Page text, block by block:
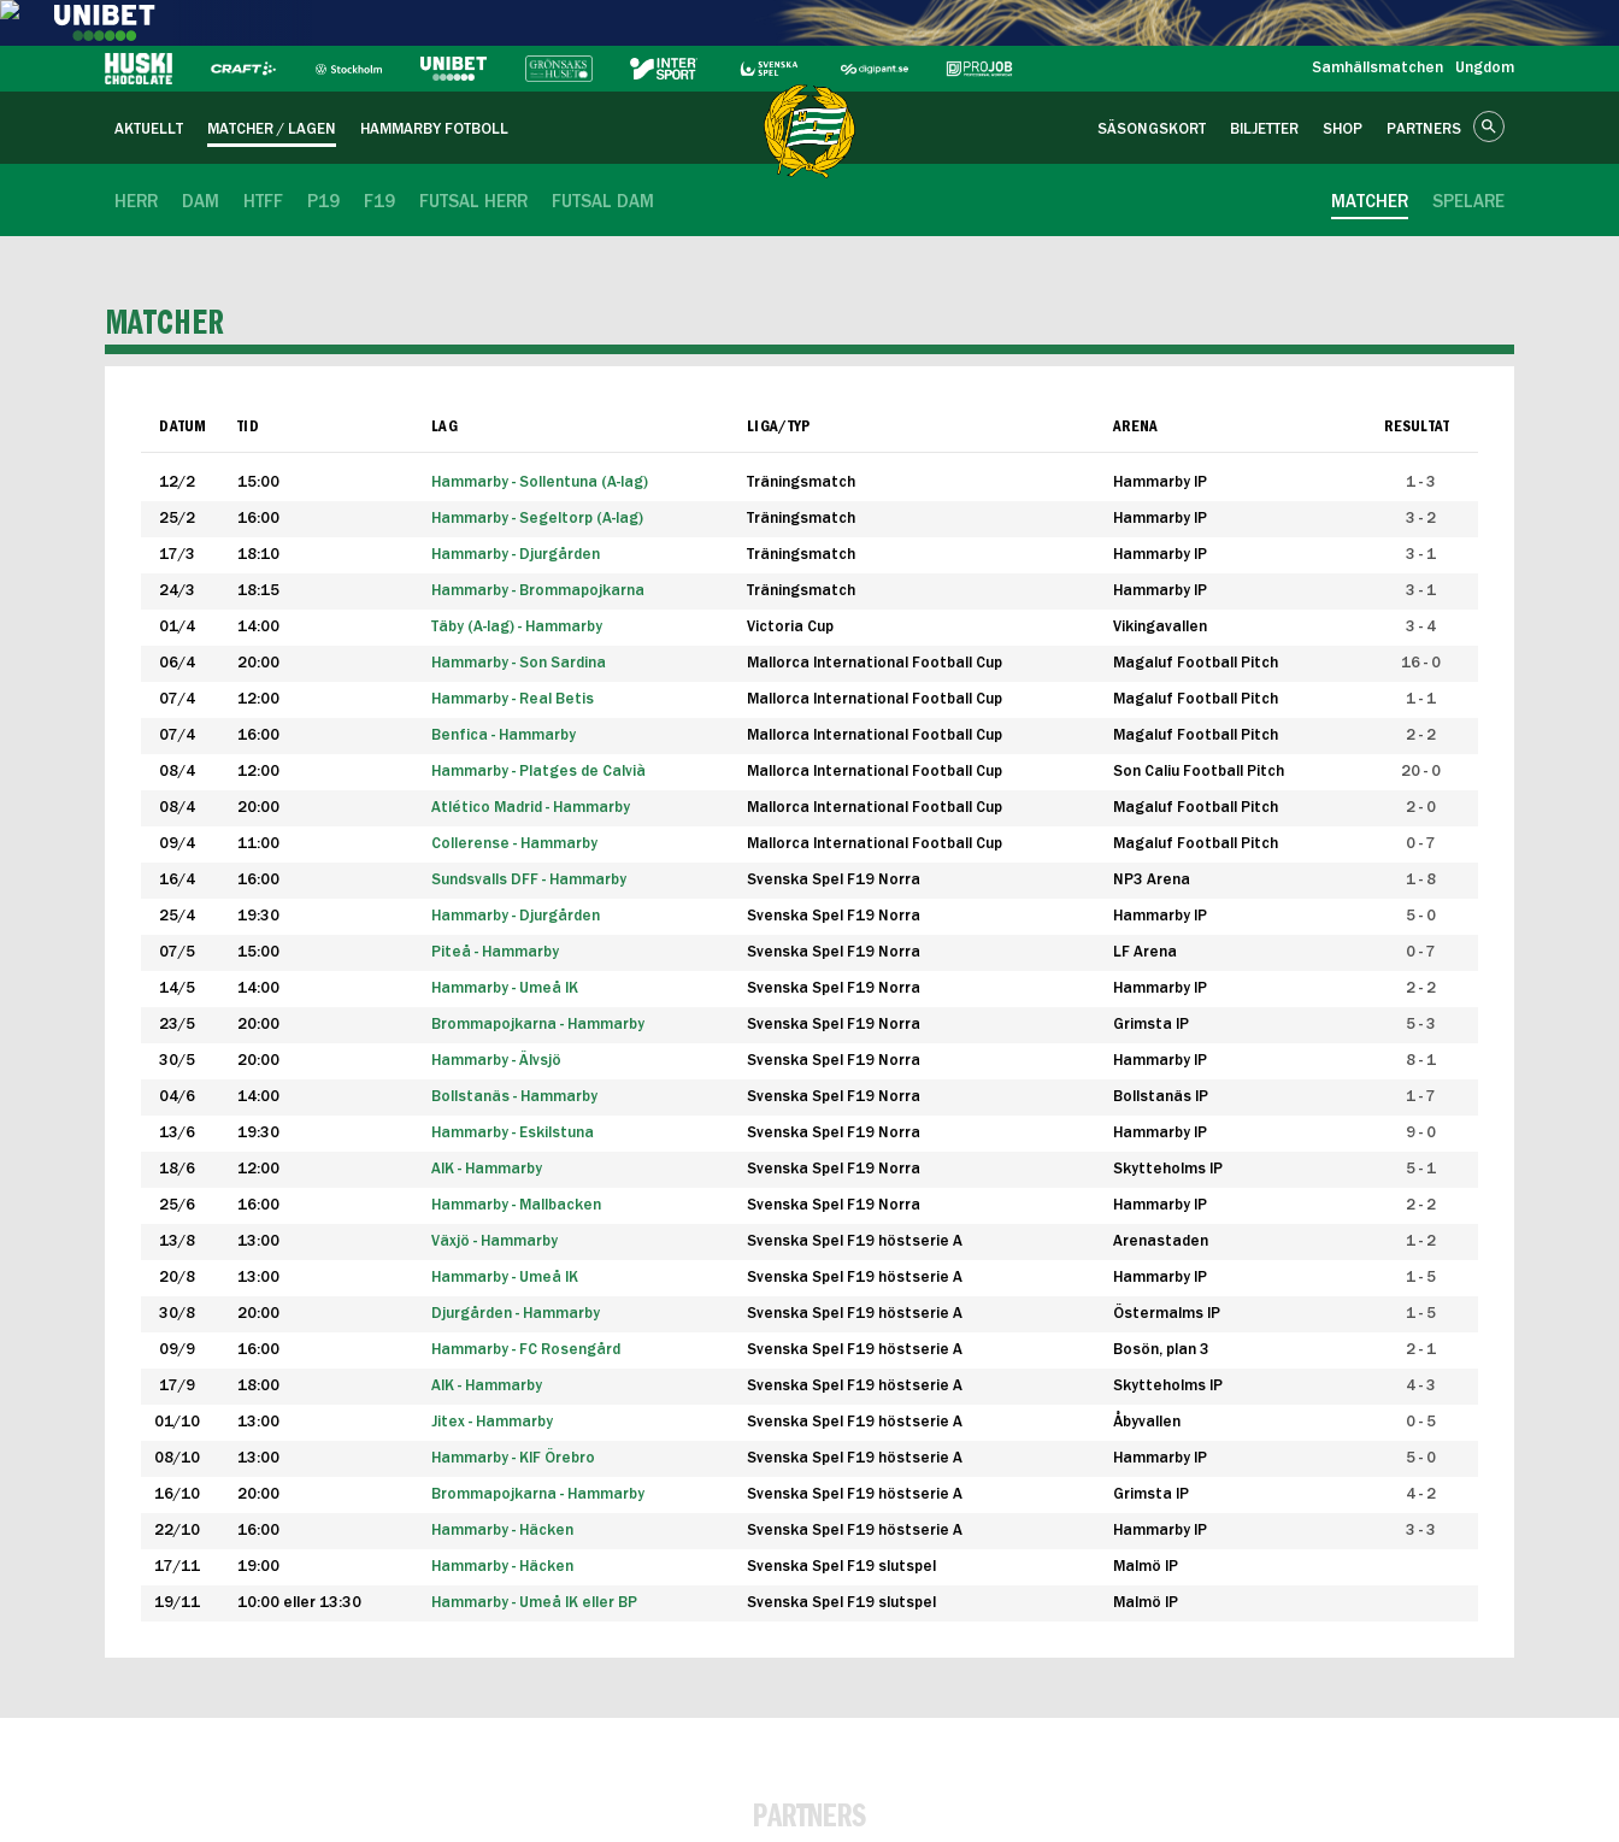
Samhällsmatchen Ungdom
AKTUELLT MATCHER / LAGEN HAMMARBY FOTBOLL SÄSONGSKORT BILJETTER SHOP PARTNERS
HERR DAM HTFF P19 F19 FUTSAL HERR FUTSAL DAM SPELARE
MATCHER
MATCHER
DATUM TID LAG LIGA/TYP ARENA RESULTAT
12/2 15:00 Hammarby - Sollentuna (A-lag) Träningsmatch Hammarby IP 1 - 3
25/2 16:00 Hammarby - Segeltorp (A-lag) Träningsmatch Hammarby IP 3 - 2
17/3 18:10 Hammarby - Djurgården Träningsmatch Hammarby IP 3 - 1
24/3 18:15 Hammarby - Brommapojkarna Träningsmatch Hammarby IP 3 - 1
01/4 14:00 Täby (A-lag) - Hammarby Victoria Cup Vikingavallen 3 - 4
06/4 20:00 Hammarby - Son Sardina Mallorca International Football Cup Magaluf Football Pitch 16 - 0
07/4 12:00 Hammarby - Real Betis Mallorca International Football Cup Magaluf Football Pitch 1 - 1
07/4 16:00 Benfica - Hammarby Mallorca International Football Cup Magaluf Football Pitch 2 - 2
08/4 12:00 Hammarby - Platges de Calvià Mallorca International Football Cup Son Caliu Football Pitch 20 - 0
08/4 20:00 Atlético Madrid - Hammarby Mallorca International Football Cup Magaluf Football Pitch 2 - 0
09/4 11:00 Collerense - Hammarby Mallorca International Football Cup Magaluf Football Pitch 0 - 7
16/4 16:00 Sundsvalls DFF - Hammarby Svenska Spel F19 Norra NP3 Arena 1 - 8
25/4 19:30 Hammarby - Djurgården Svenska Spel F19 Norra Hammarby IP 5 - 0
07/5 15:00 Piteå - Hammarby Svenska Spel F19 Norra LF Arena 0 - 7
14/5 14:00 Hammarby - Umeå IK Svenska Spel F19 Norra Hammarby IP 2 - 2
23/5 20:00 Brommapojkarna - Hammarby Svenska Spel F19 Norra Grimsta IP 5 - 3
30/5 20:00 Hammarby - Älvsjö Svenska Spel F19 Norra Hammarby IP 8 - 1
04/6 14:00 Bollstanäs - Hammarby Svenska Spel F19 Norra Bollstanäs IP 1 - 7
13/6 19:30 Hammarby - Eskilstuna Svenska Spel F19 Norra Hammarby IP 9 - 0
18/6 12:00 AIK - Hammarby Svenska Spel F19 Norra Skytteholms IP 5 - 1
25/6 16:00 Hammarby - Mallbacken Svenska Spel F19 Norra Hammarby IP 2 - 2
13/8 13:00 Växjö - Hammarby Svenska Spel F19 höstserie A Arenastaden 1 - 2
20/8 13:00 Hammarby - Umeå IK Svenska Spel F19 höstserie A Hammarby IP 1 - 5
30/8 20:00 Djurgården - Hammarby Svenska Spel F19 höstserie A Östermalms IP 1 - 5
09/9 16:00 Hammarby - FC Rosengård Svenska Spel F19 höstserie A Bosön, plan 3 2 - 1
17/9 18:00 AIK - Hammarby Svenska Spel F19 höstserie A Skytteholms IP 4 - 3
01/10 13:00 Jitex - Hammarby Svenska Spel F19 höstserie A Åbyvallen 0 - 5
08/10 13:00 Hammarby - KIF Örebro Svenska Spel F19 höstserie A Hammarby IP 5 - 0
16/10 20:00 Brommapojkarna - Hammarby Svenska Spel F19 höstserie A Grimsta IP 4 - 2
22/10 16:00 Hammarby - Häcken Svenska Spel F19 höstserie A Hammarby IP 3 - 3
17/11 19:00 Hammarby - Häcken Svenska Spel F19 slutspel Malmö IP
19/11 10:00 eller 13:30 Hammarby - Umeå IK eller BP Svenska Spel F19 slutspel Malmö IP
PARTNERS